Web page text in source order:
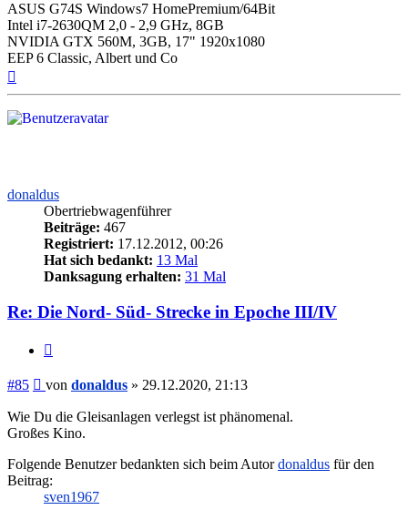
ASUS G74S Windows7 HomePremium/64Bit
Intel i7-2630QM 2,0 - 2,9 GHz, 8GB
NVIDIA GTX 560M, 3GB, 17" 1920x1080
EEP 6 Classic, Albert und Co
donaldus
Obertriebwagenführer
Beiträge: 467
Registriert: 17.12.2012, 00:26
Hat sich bedankt: 13 Mal
Danksagung erhalten: 31 Mal
Re: Die Nord- Süd- Strecke in Epoche III/IV
#85 Beitrag
von donaldus » 29.12.2020, 21:13
Wie Du die Gleisanlagen verlegst ist phänomenal.
Großes Kino.
Folgende Benutzer bedankten sich beim Autordonaldus für den
Beitrag:
sven1967